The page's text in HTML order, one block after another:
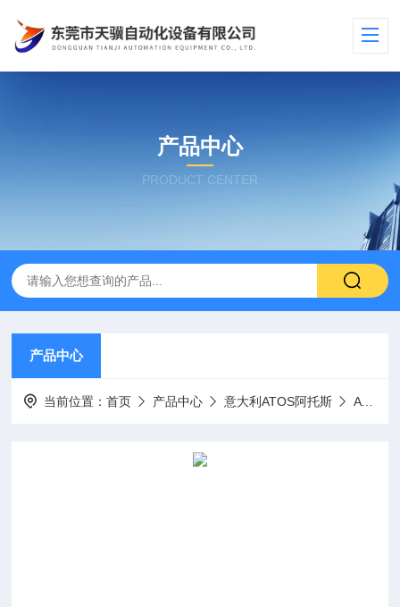
产品中心
PRODUCT CENTER
产品中心
当前位置：首页 产品中心 意大利ATOS阿托斯 ATOS溢流阀